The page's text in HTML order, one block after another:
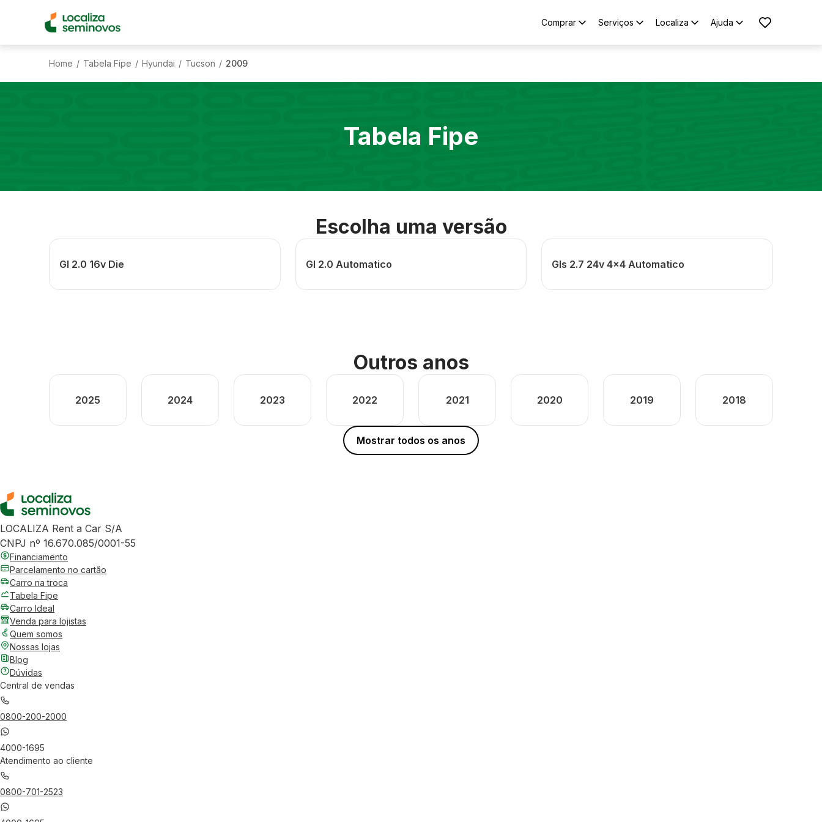
Comprar Serviços Localiza Ajuda
Home / Tabela Fipe / Hyundai / Tucson / 2009
Tabela Fipe
Escolha uma versão
Gl 2.0 16v Die Gl 2.0 Automatico Gls 2.7 24v 4x4 Automatico
Outros anos
2025 2024 2023 2022 2021 2020 2019 2018
Mostrar todos os anos
LOCALIZA Rent a Car S/A
CNPJ nº 16.670.085/0001-55
Financiamento
Parcelamento no cartão
Carro na troca
Tabela Fipe
Carro Ideal
Venda para lojistas
Quem somos
Nossas lojas
Blog
Dúvidas
Central de vendas
0800-200-2000
4000-1695
Atendimento ao cliente
0800-701-2523